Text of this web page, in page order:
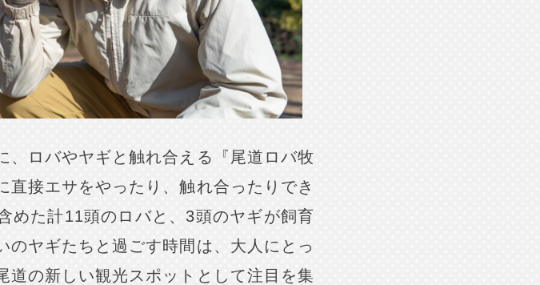
、ロバやヤギと触れ合える『尾道ロバ牧
接エサをやったり、触れ合ったりでき
めた計11頭のロバと、3頭のヤギが飼育
ヤギたちと過ごす時間は、大人にとっ
道の新しい観光スポットとして注目を集